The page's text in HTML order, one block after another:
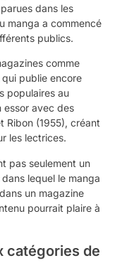
dans les
manga a commencé
publics.
comme
publie encore
populaires au
essor avec des
Ribon (1955), créant
les lectrices.
pas seulement un
lequel le manga
un magazine
pourrait plaire à
catégories de